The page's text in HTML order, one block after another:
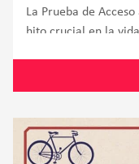
La Prueba de
hito crucial en la